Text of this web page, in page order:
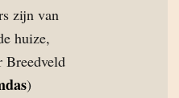
zijn van
huize,
Breedveld
)